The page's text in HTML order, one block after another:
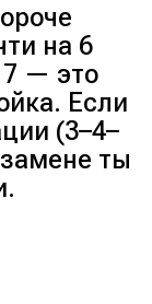
на 6
— это
Если
(3–4–
ты